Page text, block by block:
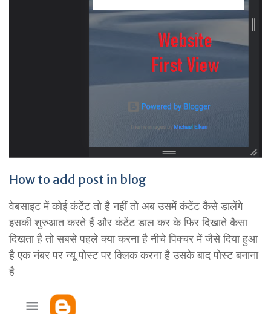
How to add post in blog
वेबसाइट में कोई कंटेंट तो है नहीं तो अब उसमें कंटेंट कैसे डालेंगे
इसकी शुरुआत करते हैं और कंटेंट डाल कर के फिर दिखाते कैसा
दिखता है तो सबसे पहले क्या करना है नीचे पिक्चर में जैसे दिया हुआ
है एक नंबर पर न्यू पोस्ट पर क्लिक करना है उसके बाद पोस्ट बनाना
है